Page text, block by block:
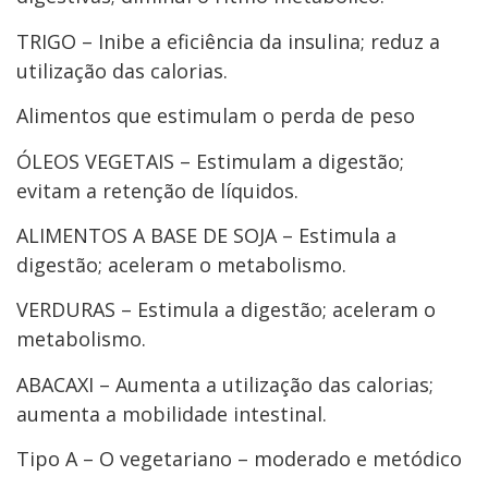
TRIGO – Inibe a eficiência da insulina; reduz a
utilização das calorias.
Alimentos que estimulam o perda de peso
ÓLEOS VEGETAIS – Estimulam a digestão;
evitam a retenção de líquidos.
ALIMENTOS A BASE DE SOJA – Estimula a
digestão; aceleram o metabolismo.
VERDURAS – Estimula a digestão; aceleram o
metabolismo.
ABACAXI – Aumenta a utilização das calorias;
aumenta a mobilidade intestinal.
Tipo A – O vegetariano – moderado e metódico